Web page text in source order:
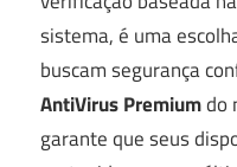
sistema, é uma
buscam segurança
AntiVirus Premiumdo
garante que seus